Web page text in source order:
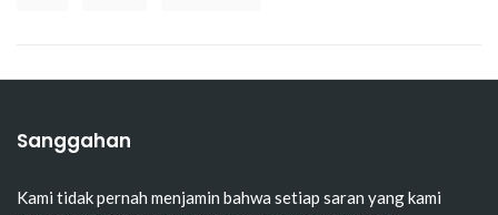
Sanggahan
Kami tidak pernah menjamin bahwa setiap saran yang kami